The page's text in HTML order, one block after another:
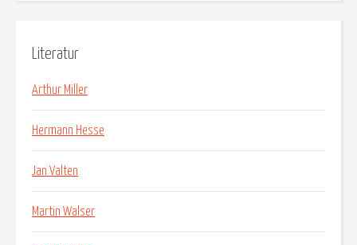
Literatur
Arthur Miller
Hermann Hesse
Jan Valten
Martin Walser